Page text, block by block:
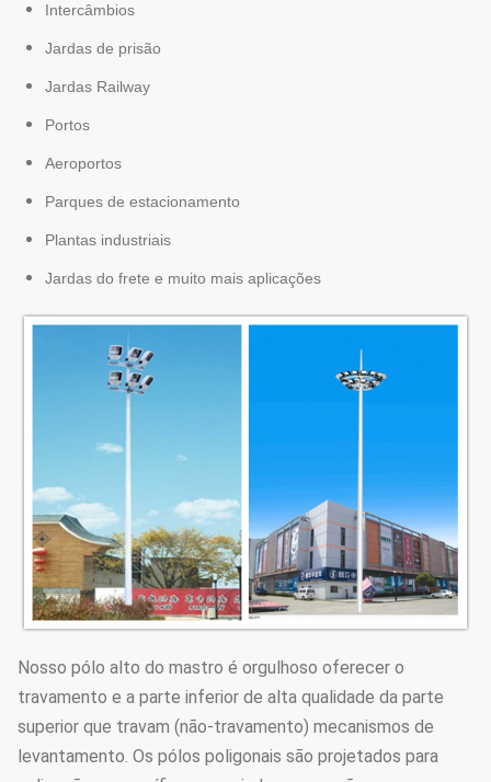
Intercâmbios
Jardas de prisão
Jardas Railway
Portos
Aeroportos
Parques de estacionamento
Plantas industriais
Jardas do frete e muito mais aplicações
Nosso pólo alto do mastro é orgulhoso oferecer o
travamento e a parte inferior de alta qualidade da parte
superior que travam (não-travamento) mecanismos de
levantamento. Os pólos poligonais são projetados para